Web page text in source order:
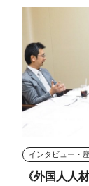
《外国人人